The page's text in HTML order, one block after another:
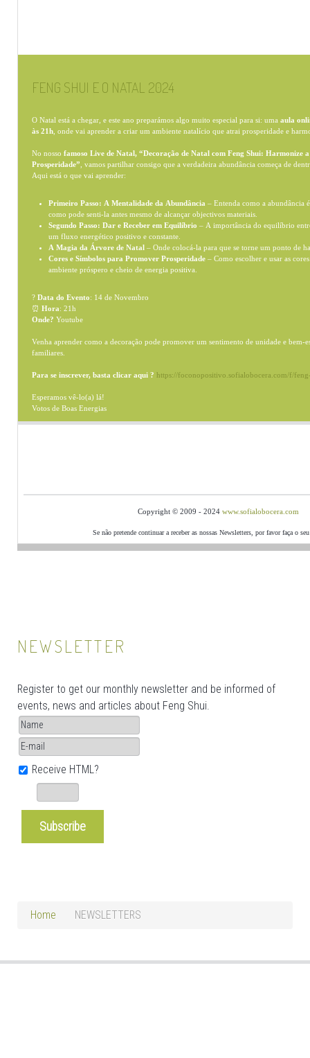
FENG SHUI E O NATAL 2024
O Natal está a chegar, e este ano preparámos algo muito especial para si: uma aula
às 21h , onde vai aprender a criar um ambiente natalício que atrai prosperidade e
No nosso famoso Live de Natal, “Decoração de Natal com Feng Shui: Harmonize
Prosperidade” , vamos partilhar consigo que a verdadeira abundância começa de
Aqui está o que vai aprender:
Primeiro Passo: A Mentalidade da Abundância – Entenda como a abundância
como pode senti-la antes mesmo de alcançar objectivos materiais.
Segundo Passo: Dar e Receber em Equilíbrio – A importância do equilíbrio
um fluxo energético positivo e constante.
A Magia da Árvore de Natal – Onde colocá-la para que se torne um ponto de
Cores e Símbolos para Promover Prosperidade – Como escolher e usar as
ambiente próspero e cheio de energia positiva.
? Data do Evento: 14 de Novembro
⏰ Hora: 21h
Onde? Youtube
Venha aprender como a decoração pode promover um sentimento de unidade e bem-
familiares.
Para se inscrever, basta clicar aqui ? https://foconopositivo.sofialobocera.com/f/
Esperamos vê-lo(a) lá!
Votos de Boas Energias
Copyright © 2009 - 2024 www.sofialobocera.com
Se não pretende continuar a receber as nossas Newsletters, por favor faça o
NEWSLETTER
Register to get our monthly newsletter and be informed of
events, news and articles about Feng Shui.
Receive HTML?
Home NEWSLETTERS